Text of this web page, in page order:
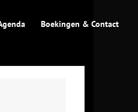
Boekingen & Contact